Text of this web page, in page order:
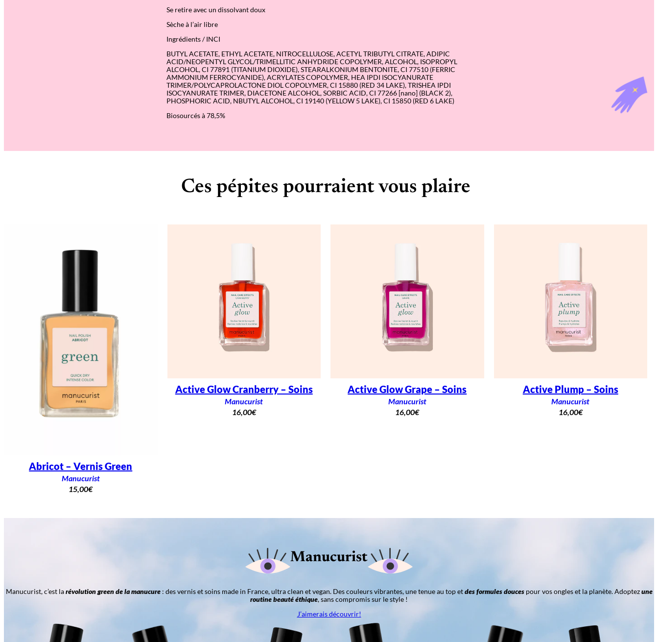
Se retire avec un dissolvant doux
Sèche à l’air libre
Ingrédients / INCI
BUTYL ACETATE, ETHYL ACETATE, NITROCELLULOSE, ACETYL TRIBUTYL CITRATE, ADIPIC
ACID/NEOPENTYL GLYCOL/TRIMELLITIC ANHYDRIDE COPOLYMER, ALCOHOL, ISOPROPYL
ALCOHOL, CI 77891 (TITANIUM DIOXIDE), STEARALKONIUM BENTONITE, CI 77510 (FERRIC
AMMONIUM FERROCYANIDE), ACRYLATES COPOLYMER, HEA IPDI ISOCYANURATE
TRIMER/POLYCAPROLACTONE DIOL COPOLYMER, CI 15880 (RED 34 LAKE), TRISHEA IPDI
ISOCYANURATE TRIMER, DIACETONE ALCOHOL, SORBIC ACID, CI 77266 [nano] (BLACK 2),
PHOSPHORIC ACID, NBUTYL ALCOHOL, CI 19140 (YELLOW 5 LAKE), CI 15850 (RED 6 LAKE)
Biosourcés à 78,5%
Ces pépites pourraient vous plaire
Abricot – Vernis Green
Manucurist
15,00€
Active Glow Cranberry – Soins
Manucurist
16,00€
Active Glow Grape – Soins
Manucurist
16,00€
Active Plump – Soins
Manucurist
16,00€
Manucurist
Manucurist, c’est larévolution green de la manucure: des vernis et soins made in France, ultra clean et vegan. Des couleurs vibrantes, une tenue au top etdes formules doucespour vos ongles et la planète. Adoptezune
routine beauté éthique, sans compromis sur le style !
J’aimerais découvrir!